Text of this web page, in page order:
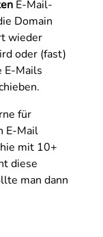
E-Mail-
Domain
wieder
oder (fast)
E-Mails
für
E-Mail
mit 10+
diese
man dann